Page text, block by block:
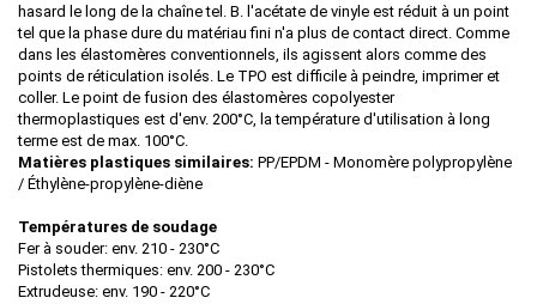
hasard le long de la chaîne tel. B. l'acétate de vinyle est réduit à un point
tel que la phase dure du matériau fini n'a plus de contact direct. Comme
dans les élastomères conventionnels, ils agissent alors comme des
points de réticulation isolés. Le TPO est difficile à peindre, imprimer et
coller. Le point de fusion des élastomères copolyester
thermoplastiques est d'env. 200°C, la température d'utilisation à long
terme est de max. 100°C.
Matières plastiques similaires: PP/EPDM - Monomère polypropylène
/ Éthylène-propylène-diène
Températures de soudage
Fer à souder: env. 210 - 230°C
Pistolets thermiques: env. 200 - 230°C
Extrudeuse: env. 190 - 220°C